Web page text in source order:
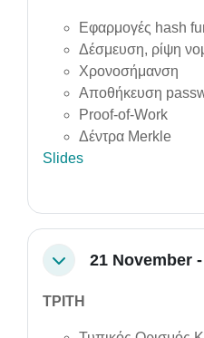
Εφαρμογές hash
Δέσμευση, ρίψη
Χρονοσήμανση
Αποθήκευση
Proof-of-Work
Δέντρα Merkle
Slides
Collapse21 November
ΤΡΙΤΗ